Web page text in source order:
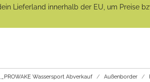
Lieferland innerhalb der EU, um Preise
__PROWAKE Wassersport Abverkauf Außenborder